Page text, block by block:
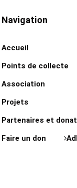
Navigation
Accueil
Points de collecte
Association
Projets
Partenaires et
Faire un don